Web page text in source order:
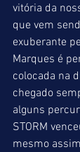
vitória da
que vem
exuberante
Marques é
colocada na
chegado
alguns
STORM
mesmo